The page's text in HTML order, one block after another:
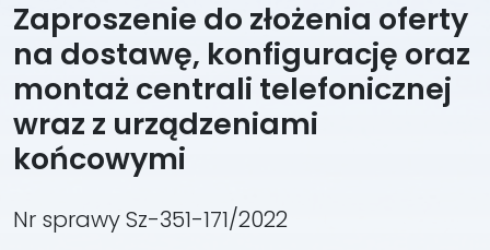
Zaproszenie do złożenia oferty
na dostawę, konfigurację oraz
montaż centrali telefonicznej
wraz z urządzeniami
końcowymi
Nr sprawy Sz-351-171/2022